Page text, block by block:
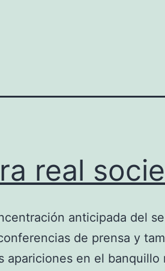
real
anticipada del
de prensa y
apariciones en el banquillo